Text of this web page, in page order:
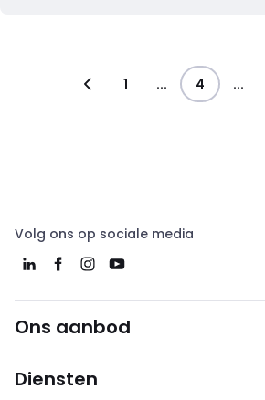
1 ... 4 ...
Volg ons op sociale media
Ons aanbod
Diensten